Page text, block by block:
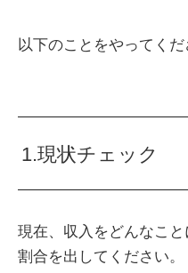
以下のことをやってくだ
1.現状チェック
現在、収入をどんなこ
割合を出してください。